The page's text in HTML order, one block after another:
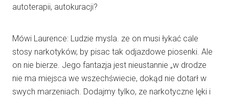
autoterapii, autokuracji?
Mówi Laurence: Ludzie mysla. ze on musi łykać cale
stosy narkotyków, by pisac tak odjazdowe piosenki. Ale
on nie bierze. Jego fantazja jest nieustannie „w drodze
nie ma miejsca we wszechświecie, dokąd nie dotarł w
swych marzeniach. Dodajmy tylko, ze narkotyczne lęki i